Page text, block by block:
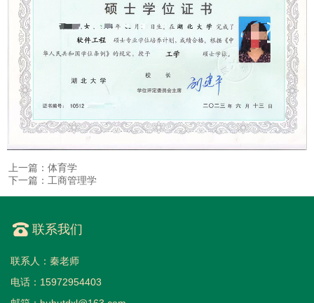
上一篇：体育学
下一篇：工商管理学
联系我们
联系人：秦老师
电话：15972954403